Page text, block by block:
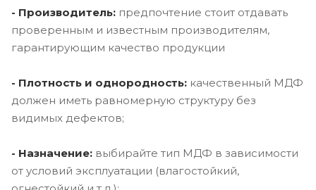
- Производитель: предпочтение стоит отдавать
проверенным и известным производителям,
гарантирующим качество продукции
- Плотность и однородность: качественный МДФ
должен иметь равномерную структуру без
видимых дефектов;
- Назначение: выбирайте тип МДФ в зависимости
от условий эксплуатации (влагостойкий,